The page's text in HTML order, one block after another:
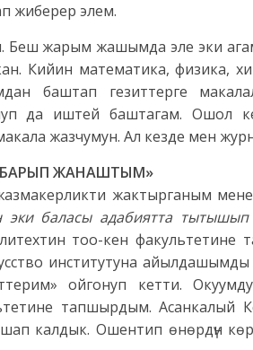
жиберер элем.
жарым жашымда эле эки
Кийин математика, физика,
баштап гезиттерге
да иштей баштагам. Ошол
жазчумун. Ал кезде мен
ЖАНАШТЫМ»
жактырганым
эки баласы адабиятта
тоо-кен
институтуна
ойгонуп кетти.
тапшырдым. Асанкалый
калдык. Ошентип өнөрдүн